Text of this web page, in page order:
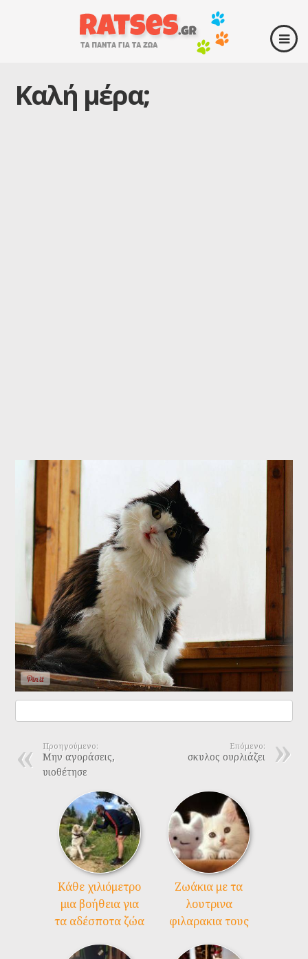
Καλή μέρα;
Επόμενο:
σκυλος ουρλιάζει
Προηγούμενο:
Μην αγοράσεις,
υιοθέτησε
Kάθε χιλιόμετρο
μια βοήθεια για
τα αδέσποτα ζώα
Ζωάκια με τα
λουτρινα
φιλαρακια τους